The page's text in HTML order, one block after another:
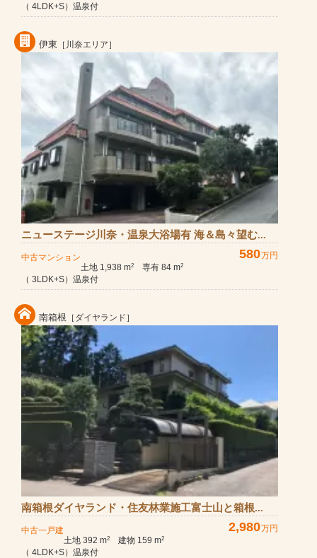
（ 4LDK+S）温泉付
伊東 ［川奈エリア］
ニューステージ川奈・温泉大浴場有 海＆島々望む...
中古マンション 580万円
土地 1,938 m2 専有 84 m2
（ 3LDK+S）温泉付
南箱根 ［ダイヤランド］
南箱根ダイヤランド・住友林業施工富士山と箱根...
中古一戸建 2,980万円
土地 392 m2 建物 159 m2
（ 4LDK+S）温泉付